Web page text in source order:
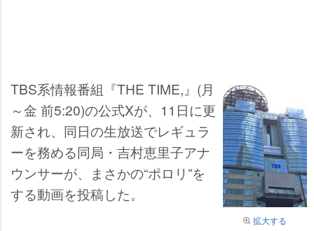
拡大する
TBS系情報番組『THE TIME,』(月
～金 前5:20)の公式Xが、11日に更
新され、同日の生放送でレギュラ
ーを務める同局・吉村恵里子アナ
ウンサーが、まさかの“ポロリ”を
する動画を投稿した。